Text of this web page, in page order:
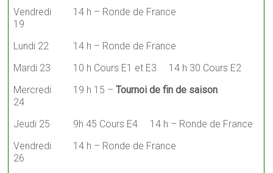
Vendredi
19
14 h – Ronde de France
Lundi 22
14 h – Ronde de France
Mardi 23
10 h Cours E1 et E3 14 h 30 Cours E2
Mercredi
24
19 h 15 –Tournoi de fin de saison
Jeudi 25
9h 45 Cours E4 14 h – Ronde de France
Vendredi
26
14 h – Ronde de France